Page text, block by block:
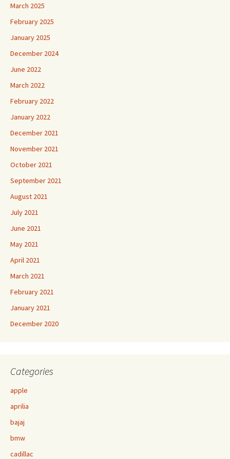
March 2025
February 2025
January 2025
December 2024
June 2022
March 2022
February 2022
January 2022
December 2021
November 2021
October 2021
September 2021
August 2021
July 2021
June 2021
May 2021
April 2021
March 2021
February 2021
January 2021
December 2020
Categories
apple
aprilia
bajaj
bmw
cadillac